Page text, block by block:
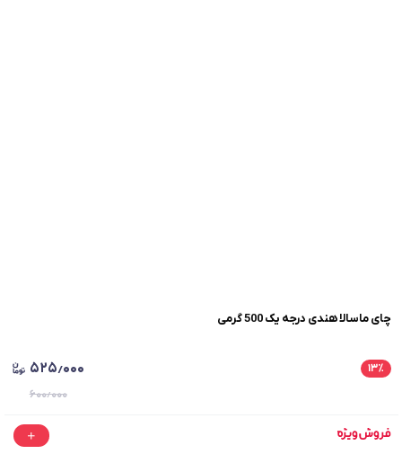
چای ماسالا هندی درجه یک 500 گرمی
۱۳٪ ۵۲۵٫۰۰۰
۶۰۰٫۰۰۰